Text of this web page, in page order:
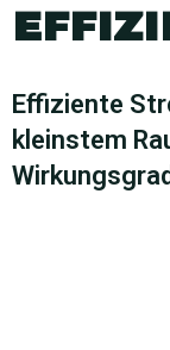
Effiziente
kleinstem
Wirkungsgrad